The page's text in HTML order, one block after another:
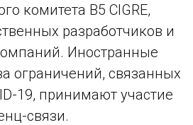
комитета B5 CIGRE,
разработчиков и
Иностранные
ограничений, связанных
19, принимают участие
связи.